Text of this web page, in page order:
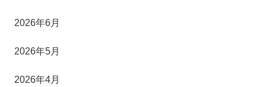
2026年6月
2026年5月
2026年4月